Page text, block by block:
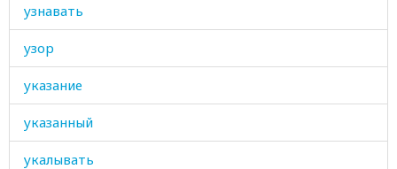
узнавать
узор
указание
указанный
укалывать